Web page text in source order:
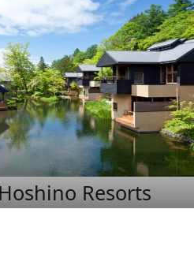
Resorts